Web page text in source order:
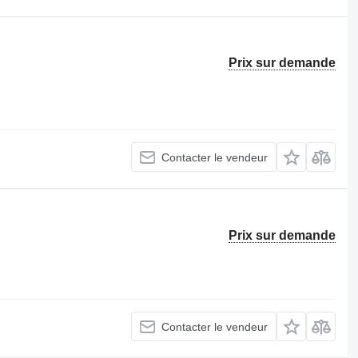
Prix sur demande
Contacter le vendeur
Prix sur demande
Contacter le vendeur